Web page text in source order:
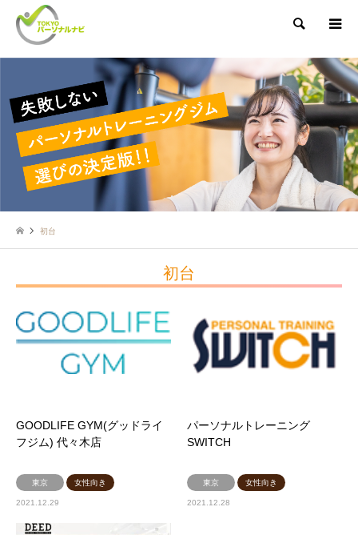
検索
初台
初台
GOODLIFE GYM(グッドライ
フジム) 代々木店
東京 女性向き
2021.12.29
パーソナルトレーニング
SWITCH
東京 女性向き
2021.12.28